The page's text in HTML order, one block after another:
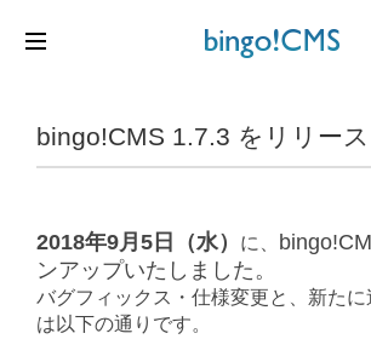
bingo!CMS 1.7.3 をリリース
2018年9月5日（水） に、
ンアップいたしました。
バグフィックス・仕様変更と、新た
は以下の通りです。